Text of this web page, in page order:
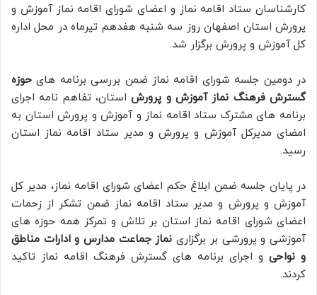
کارشناسان ستاد اقامه نماز و اعضای شورای اقامه نماز آموزش و
پرورش استان اصفهان روز سه شنبه هفدهم تیرماه در محل اداره
کل آموزش و پرورش برگزار شد.
در دومین جلسه شورای اقامه نماز ضمن بررسی برنامه های حوزه
گسترش فرهنگ نماز آموزش و پرورشاستان، تفاهم‌ نامه اجرای
برنامه های مشترک ستاد اقامه نماز و آموزش و پرورش استان به
امضای مدیرکل آموزش و پرورش و مدیر ستاد اقامه نماز استان
رسید.
در پایان جلسه ضمن ابلاغ حکم اعضای شورای اقامه نماز، مدیر کل
آموزش و پرورش و مدیر ستاد اقامه نماز ضمن تشکر از زحمات
اعضای شورای اقامه نماز استان بر تلاش و تمرکز همه حوزه های
آموزشی و پرورشی بر برگزاری نماز جماعت مدارس و ادارات مناطق
و نواحی و اجرای برنامه های گسترش فرهنگ اقامه نماز تاکید
کردند.